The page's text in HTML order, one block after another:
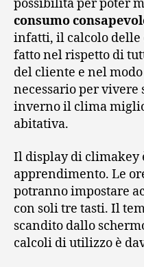
possibilità per poter
consumo
infatti, il calcolo delle
fatto nel rispetto di
del cliente e nel
necessario per vivere
inverno il clima
abitativa.
Il display di climakey
apprendimento. Le
potranno impostare
con soli tre tasti. Il
scandito dallo
calcoli di utilizzo è